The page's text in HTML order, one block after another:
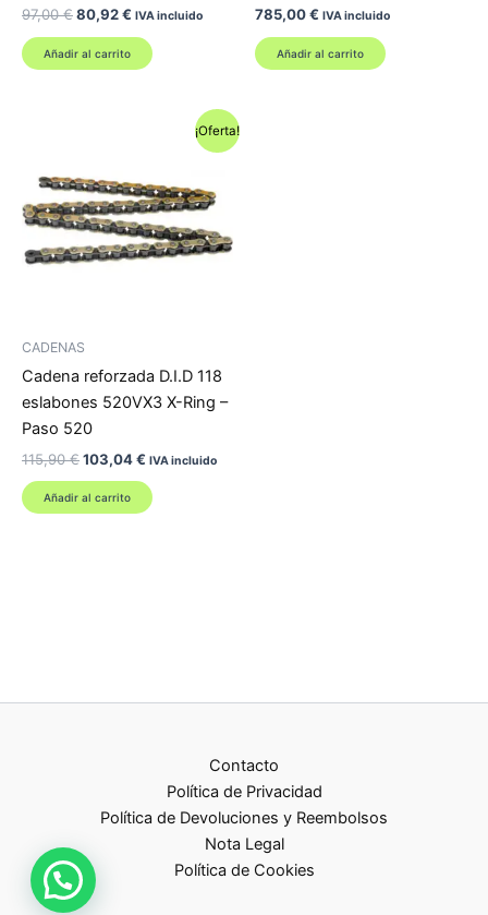
97,00€El
original
era:
80,92€ El
actual
es:
IVA incluido
Añadir al carrito
785,00€ IVA incluido
Añadir al carrito
¡Oferta!
CADENAS
Cadena reforzada D.I.D 118
eslabones 520VX3 X-Ring –
Paso 520
115,90€El
original
era:
103,04€ El
actual
es:
IVA incluido
Añadir al carrito
Contacto
Política de Privacidad
Política de Devoluciones y Reembolsos
Nota Legal
Política de Cookies